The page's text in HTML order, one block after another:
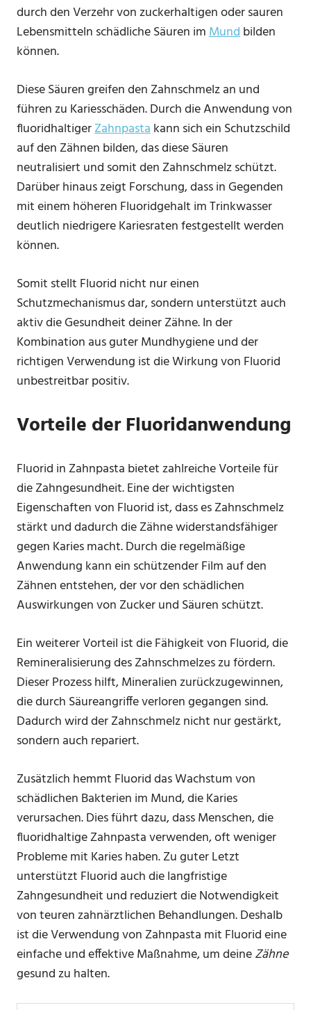
durch den Verzehr von zuckerhaltigen oder sauren
Lebensmitteln schädliche Säuren imMundbilden
können.
Diese Säuren greifen den Zahnschmelz an und
führen zu Kariesschäden. Durch die Anwendung von
fluoridhaltigerZahnpastakann sich ein Schutzschild
auf den Zähnen bilden, das diese Säuren
neutralisiert und somit den Zahnschmelz schützt.
Darüber hinaus zeigt Forschung, dass in Gegenden
mit einem höheren Fluoridgehalt im Trinkwasser
deutlich niedrigere Kariesraten festgestellt werden
können.
Somit stellt Fluorid nicht nur einen
Schutzmechanismus dar, sondern unterstützt auch
aktiv die Gesundheit deiner Zähne. In der
Kombination aus guter Mundhygiene und der
richtigen Verwendung ist die Wirkung von Fluorid
unbestreitbar positiv.
Vorteile der Fluoridanwendung
Fluorid in Zahnpasta bietet zahlreiche Vorteile für
die Zahngesundheit. Eine der wichtigsten
Eigenschaften von Fluorid ist, dass es Zahnschmelz
stärkt und dadurch die Zähne widerstandsfähiger
gegen Karies macht. Durch die regelmäßige
Anwendung kann ein schützender Film auf den
Zähnen entstehen, der vor den schädlichen
Auswirkungen von Zucker und Säuren schützt.
Ein weiterer Vorteil ist die Fähigkeit von Fluorid, die
Remineralisierung des Zahnschmelzes zu fördern.
Dieser Prozess hilft, Mineralien zurückzugewinnen,
die durch Säureangriffe verloren gegangen sind.
Dadurch wird der Zahnschmelz nicht nur gestärkt,
sondern auch repariert.
Zusätzlich hemmt Fluorid das Wachstum von
schädlichen Bakterien im Mund, die Karies
verursachen. Dies führt dazu, dass Menschen, die
fluoridhaltige Zahnpasta verwenden, oft weniger
Probleme mit Karies haben. Zu guter Letzt
unterstützt Fluorid auch die langfristige
Zahngesundheit und reduziert die Notwendigkeit
von teuren zahnärztlichen Behandlungen. Deshalb
ist die Verwendung von Zahnpasta mit Fluorid eine
einfache und effektive Maßnahme, um deineZähne
gesund zu halten.